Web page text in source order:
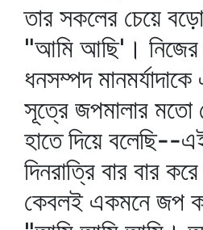
তার সকলের চেয়ে
"আমি আছি'।
ধনসম্পদ
সূত্রে জপমালার মতো
হাতে দিয়ে বলেছি--
দিনরাত্রি বার বার
কেবলই একমনে জপ